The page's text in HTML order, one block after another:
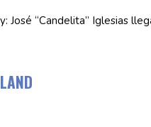
José “Candelita” Iglesias